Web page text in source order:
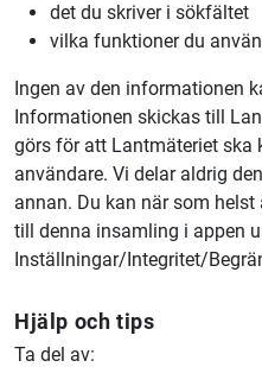
det du skriver i sökfältet
vilka funktioner du
Ingen av den informationen
Informationen skickas till
görs för att Lantmäteriet ska
användare. Vi delar aldrig
annan. Du kan när som
till denna insamling i appen
Inställningar/Integritet/
Hjälp och tips
Ta del av: